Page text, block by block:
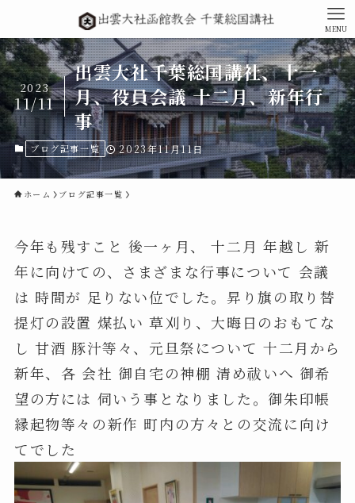
MENU
出雲大社千葉総国講社、十一
月、役員会議 十二月、新年行
事
2023
11/11
ブログ記事一覧 2023年11月11日
ホーム ブログ記事一覧
今年も残すこと 後一ヶ月、 十二月 年越し 新
年に向けての、さまざまな行事について 会議
は 時間が 足りない位でした。昇り旗の取り替
提灯の設置 煤払い 草刈り、大晦日のおもてな
し 甘酒 豚汁等々、元旦祭について 十二月から
新年、各 会社 御自宅の神棚 清め祓いへ 御希
望の方には 伺いう事となりました。御朱印帳
縁起物等々の新作 町内の方々との交流に向け
てでした